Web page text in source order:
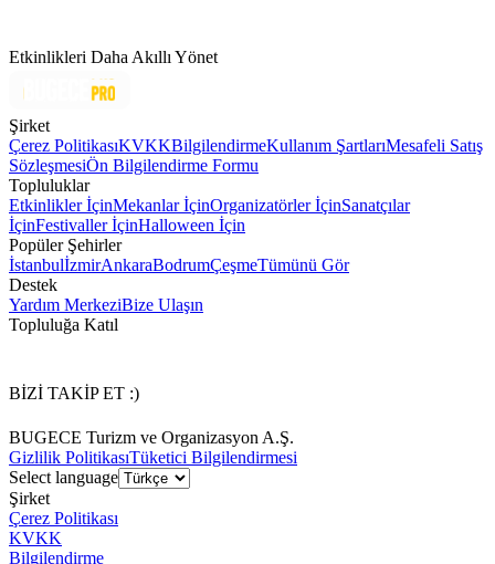
Etkinlikleri Daha Akıllı Yönet
Şirket
Çerez PolitikasıKVKKBilgilendirmeKullanım ŞartlarıMesafeli Satış
SözleşmesiÖn Bilgilendirme Formu
Topluluklar
Etkinlikler İçinMekanlar İçinOrganizatörler İçinSanatçılar
İçinFestivaller İçinHalloween İçin
Popüler Şehirler
İstanbulİzmirAnkaraBodrumÇeşmeTümünü Gör
Destek
Yardım MerkeziBize Ulaşın
Topluluğa Katıl
BİZİ TAKİP ET :)
BUGECE Turizm ve Organizasyon A.Ş.
Gizlilik PolitikasıTüketici Bilgilendirmesi
Select language
Şirket
Çerez Politikası
KVKK
Bilgilendirme